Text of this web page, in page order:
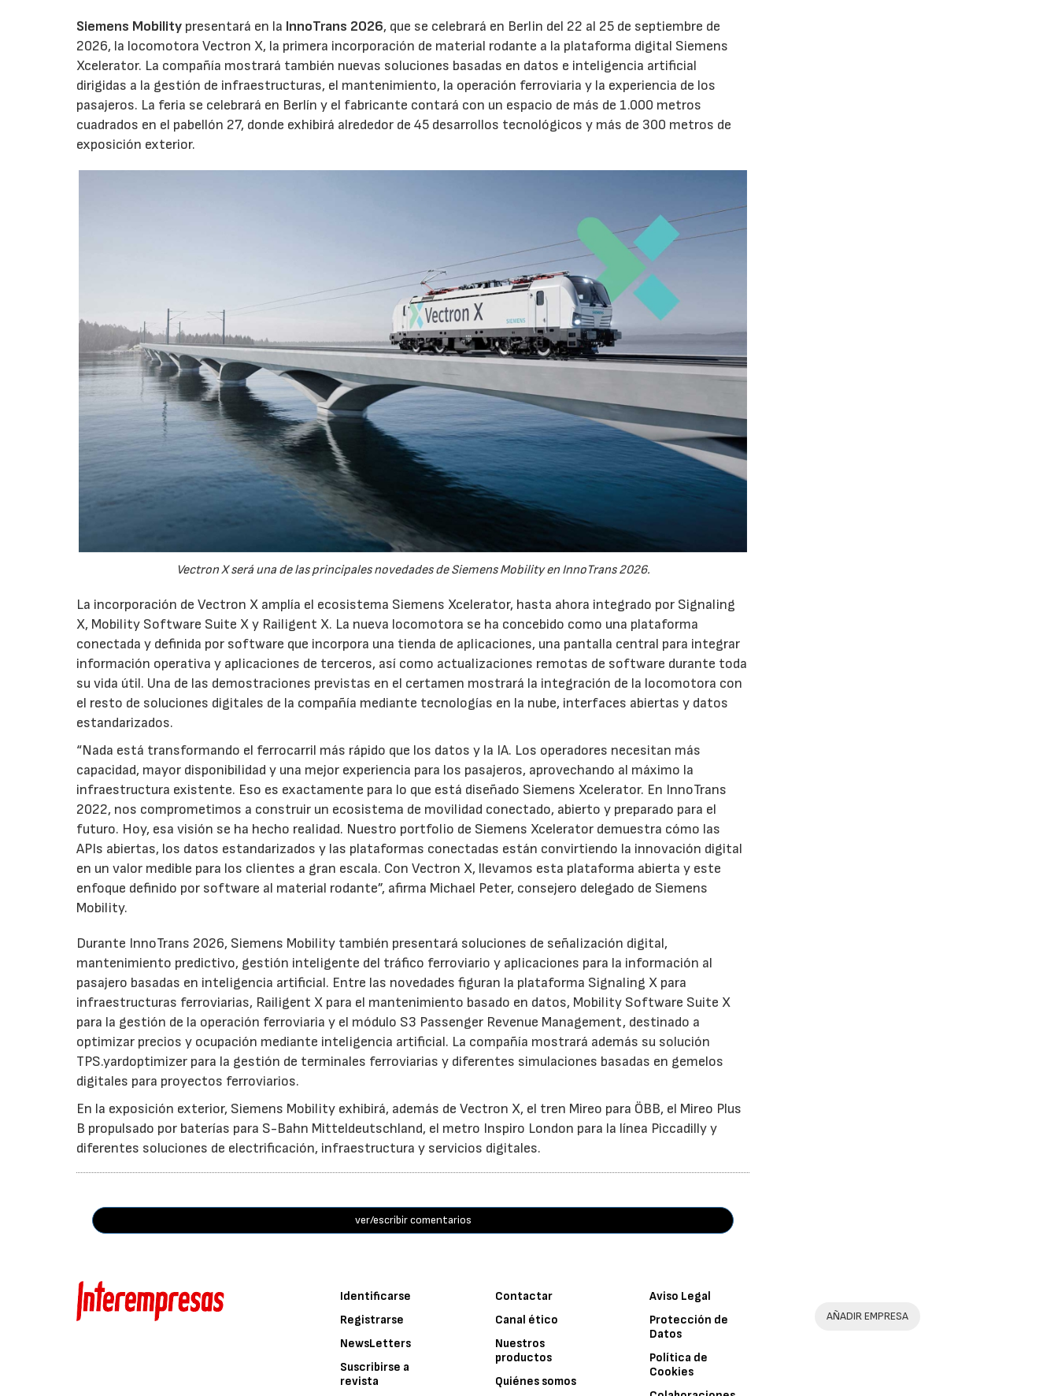
Siemens Mobility presentará en la InnoTrans 2026, que se celebrará en Berlin del 22 al 25 de septiembre de
2026, la locomotora Vectron X, la primera incorporación de material rodante a la plataforma digital Siemens
Xcelerator. La compañía mostrará también nuevas soluciones basadas en datos e inteligencia artificial
dirigidas a la gestión de infraestructuras, el mantenimiento, la operación ferroviaria y la experiencia de los
pasajeros. La feria se celebrará en Berlín y el fabricante contará con un espacio de más de 1.000 metros
cuadrados en el pabellón 27, donde exhibirá alrededor de 45 desarrollos tecnológicos y más de 300 metros de
exposición exterior.
Vectron X será una de las principales novedades de Siemens Mobility en InnoTrans 2026.
La incorporación de Vectron X amplía el ecosistema Siemens Xcelerator, hasta ahora integrado por Signaling
X, Mobility Software Suite X y Railigent X. La nueva locomotora se ha concebido como una plataforma
conectada y definida por software que incorpora una tienda de aplicaciones, una pantalla central para integrar
información operativa y aplicaciones de terceros, así como actualizaciones remotas de software durante toda
su vida útil. Una de las demostraciones previstas en el certamen mostrará la integración de la locomotora con
el resto de soluciones digitales de la compañía mediante tecnologías en la nube, interfaces abiertas y datos
estandarizados.
“Nada está transformando el ferrocarril más rápido que los datos y la IA. Los operadores necesitan más
capacidad, mayor disponibilidad y una mejor experiencia para los pasajeros, aprovechando al máximo la
infraestructura existente. Eso es exactamente para lo que está diseñado Siemens Xcelerator. En InnoTrans
2022, nos comprometimos a construir un ecosistema de movilidad conectado, abierto y preparado para el
futuro. Hoy, esa visión se ha hecho realidad. Nuestro portfolio de Siemens Xcelerator demuestra cómo las
APIs abiertas, los datos estandarizados y las plataformas conectadas están convirtiendo la innovación digital
en un valor medible para los clientes a gran escala. Con Vectron X, llevamos esta plataforma abierta y este
enfoque definido por software al material rodante”, afirma Michael Peter, consejero delegado de Siemens
Mobility.
Durante InnoTrans 2026, Siemens Mobility también presentará soluciones de señalización digital,
mantenimiento predictivo, gestión inteligente del tráfico ferroviario y aplicaciones para la información al
pasajero basadas en inteligencia artificial. Entre las novedades figuran la plataforma Signaling X para
infraestructuras ferroviarias, Railigent X para el mantenimiento basado en datos, Mobility Software Suite X
para la gestión de la operación ferroviaria y el módulo S3 Passenger Revenue Management, destinado a
optimizar precios y ocupación mediante inteligencia artificial. La compañía mostrará además su solución
TPS.yardoptimizer para la gestión de terminales ferroviarias y diferentes simulaciones basadas en gemelos
digitales para proyectos ferroviarios.
En la exposición exterior, Siemens Mobility exhibirá, además de Vectron X, el tren Mireo para ÖBB, el Mireo Plus
B propulsado por baterías para S-Bahn Mitteldeutschland, el metro Inspiro London para la línea Piccadilly y
diferentes soluciones de electrificación, infraestructura y servicios digitales.
ver/escribir comentarios
Identificarse
Registrarse
NewsLetters
Suscribirse a
revista
Contactar
Canal ético
Nuestros
productos
Quiénes somos
Aviso Legal
Protección de
Datos
Política de
Cookies
AÑADIR EMPRESA